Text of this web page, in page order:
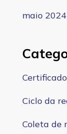
maio 2024
Ciclo da
Coleta de